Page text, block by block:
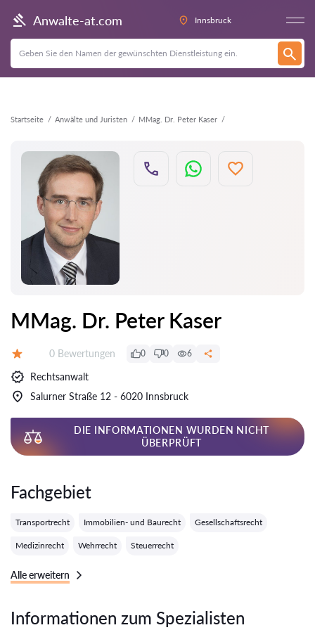
Anwalte-at.com Innsbruck
Startseite Anwälte und Juristen MMag. Dr. Peter Kaser
Zurück
MMag. Dr. Peter Kaser
Bewertungen:
0 Bewertungen 0 0 6
Rechtsanwalt
Salurner Straße 12 - 6020 Innsbruck
DIE INFORMATIONEN WURDEN NICHT
ÜBERPRÜFT
Fachgebiet
Transportrecht Immobilien- und Baurecht Gesellschaftsrecht
Medizinrecht Wehrrecht Steuerrecht
Alle erweitern
Informationen zum Spezialisten